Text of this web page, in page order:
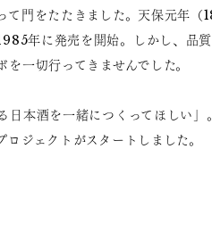
て門をたたきました。天保元年
年に発売を開始。しかし、品
一切行ってきませんでした。
日本酒を一緒につくってほしい
ジェクトがスタートしました。